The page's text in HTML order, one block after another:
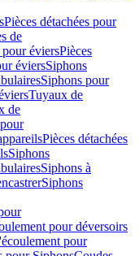
Pièces détachées pour
de
éviersPièces
éviersSiphons
Siphons pour
Tuyaux de
de
Pièces détachées
Siphons
Siphons à
Siphons
pour déversoirs
pour